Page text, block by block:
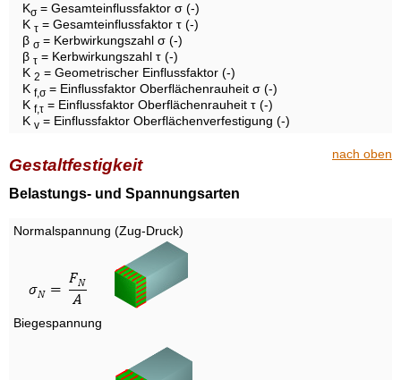
Kσ= Gesamteinflussfaktor σ (-)
K τ = Gesamteinflussfaktor τ (-)
β σ= Kerbwirkungszahl σ (-)
β τ = Kerbwirkungszahl τ (-)
K 2 = Geometrischer Einflussfaktor (-)
K f,σ= Einflussfaktor Oberflächenrauheit σ (-)
K f,τ = Einflussfaktor Oberflächenrauheit τ (-)
K v = Einflussfaktor Oberflächenverfestigung (-)
nach oben
Gestaltfestigkeit
Belastungs- und Spannungsarten
Normalspannung (Zug-Druck)
Biegespannung